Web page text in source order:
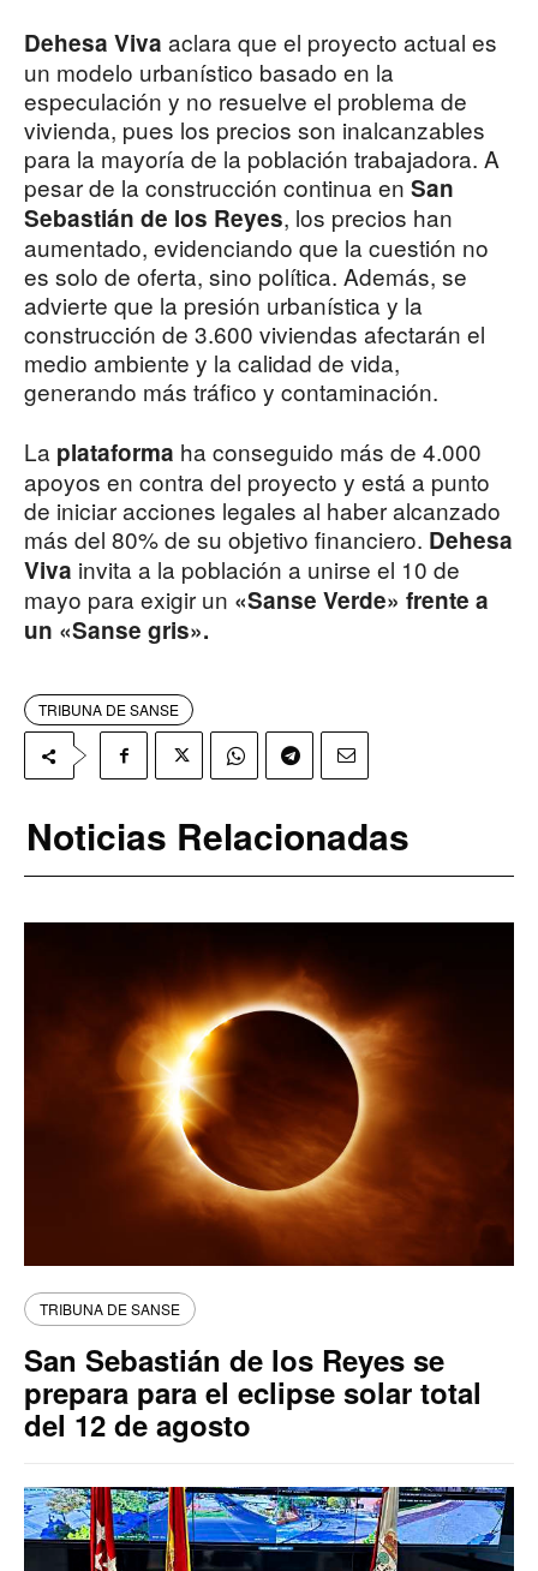
Dehesa Viva aclara que el proyecto actual es
un modelo urbanístico basado en la
especulación y no resuelve el problema de
vivienda, pues los precios son inalcanzables
para la mayoría de la población trabajadora. A
pesar de la construcción continua en San
Sebastián de los Reyes, los precios han
aumentado, evidenciando que la cuestión no
es solo de oferta, sino política. Además, se
advierte que la presión urbanística y la
construcción de 3.600 viviendas afectarán el
medio ambiente y la calidad de vida,
generando más tráfico y contaminación.
La plataforma ha conseguido más de 4.000
apoyos en contra del proyecto y está a punto
de iniciar acciones legales al haber alcanzado
más del 80% de su objetivo financiero. Dehesa
Viva invita a la población a unirse el 10 de
mayo para exigir un «Sanse Verde» frente a
un «Sanse gris».
TRIBUNA DE SANSE
Noticias Relacionadas
TRIBUNA DE SANSE
San Sebastián de los Reyes se
prepara para el eclipse solar total
del 12 de agosto